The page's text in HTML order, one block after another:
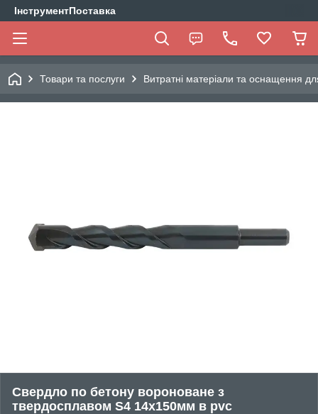
ІнструментПоставка
Товари та послуги Витратні матеріали та оснащення
Свердло по бетону вороноване з
твердосплавом S4 14х150мм в pvc